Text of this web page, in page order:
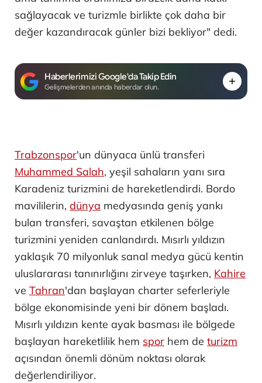
sağlayacak ve turizmle birlikte çok daha bir
değer kazandıracak günler bizi bekliyor" dedi.
Haberlerimizi Google'da Takip Edin
Gelişmelerden anında haberdar olun.
Trabzonspor'un dünyaca ünlü transferi
Muhammed Salah, yeşil sahaların yanı sıra
Karadeniz turizmini de hareketlendirdi. Bordo
mavililerin, dünya medyasında geniş yankı
bulan transferi, savaştan etkilenen bölge
turizmini yeniden canlandırdı. Mısırlı yıldızın
yaklaşık 70 milyonluk sanal medya gücü kentin
uluslararası tanınırlığını zirveye taşırken, Kahire
ve Tahran'dan başlayan charter seferleriyle
bölge ekonomisinde yeni bir dönem başladı.
Mısırlı yıldızın kente ayak basması ile bölgede
başlayan hareketlilik hem spor hem de turizm
açısından önemli dönüm noktası olarak
değerlendiriliyor.